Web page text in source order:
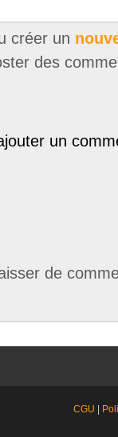
créer un
des
un
de
CGU